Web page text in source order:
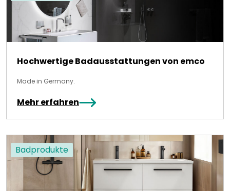
Hochwertige Badausstattungen von emco
Made in Germany.
Mehr erfahren
Badprodukte